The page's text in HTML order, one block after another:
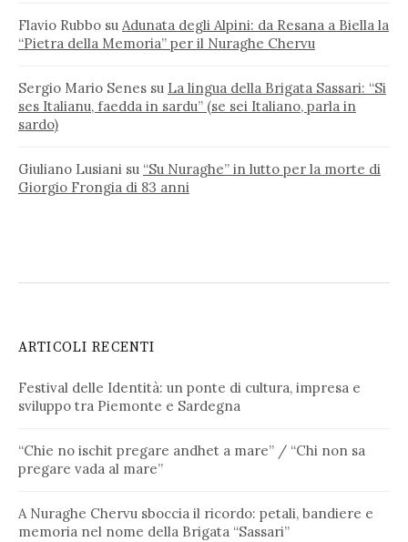
Flavio Rubbo su Adunata degli Alpini: da Resana a Biella la
“Pietra della Memoria” per il Nuraghe Chervu
Sergio Mario Senes su La lingua della Brigata Sassari: “Si
ses Italianu, faedda in sardu” (se sei Italiano, parla in
sardo)
Giuliano Lusiani su “Su Nuraghe” in lutto per la morte di
Giorgio Frongia di 83 anni
ARTICOLI RECENTI
Festival delle Identità: un ponte di cultura, impresa e
sviluppo tra Piemonte e Sardegna
“Chie no ischit pregare andhet a mare” / “Chi non sa
pregare vada al mare”
A Nuraghe Chervu sboccia il ricordo: petali, bandiere e
memoria nel nome della Brigata “Sassari”